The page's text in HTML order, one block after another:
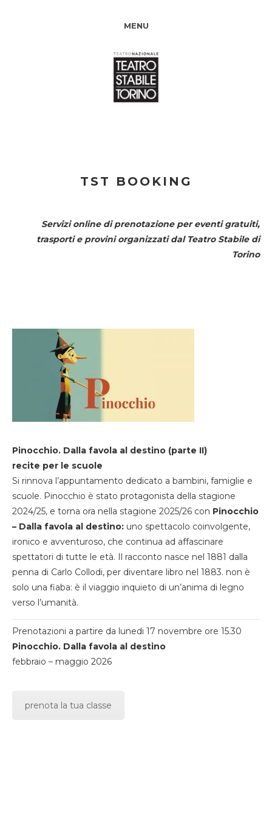
MENU
TST BOOKING
Servizi online di prenotazione per eventi gratuiti,
trasporti e provini organizzati dal Teatro Stabile di
Torino
Pinocchio. Dalla favola al destino (parte II)
recite per le scuole
Si rinnova l’appuntamento dedicato a bambini, famiglie e
scuole. Pinocchio è stato protagonista della stagione
2024/25, e torna ora nella stagione 2025/26 con Pinocchio
– Dalla favola al destino: uno spettacolo coinvolgente,
ironico e avventuroso, che continua ad affascinare
spettatori di tutte le età. Il racconto nasce nel 1881 dalla
penna di Carlo Collodi, per diventare libro nel 1883. non è
solo una fiaba: è il viaggio inquieto di un’anima di legno
verso l’umanità.
Prenotazioni a partire da lunedi 17 novembre ore 15.30
Pinocchio. Dalla favola al destino
febbraio – maggio 2026
prenota la tua classe